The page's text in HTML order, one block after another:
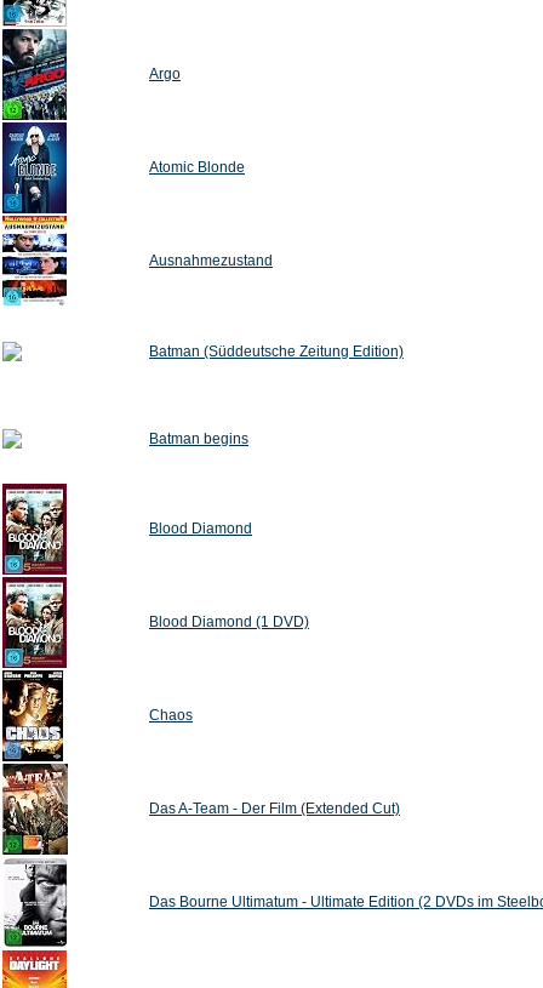
Argo
Atomic Blonde
Ausnahmezustand
Batman (Süddeutsche Zeitung Edition)
Batman begins
Blood Diamond
Blood Diamond (1 DVD)
Chaos
Das A-Team - Der Film (Extended Cut)
Das Bourne Ultimatum - Ultimate Edition (2 DVDs im